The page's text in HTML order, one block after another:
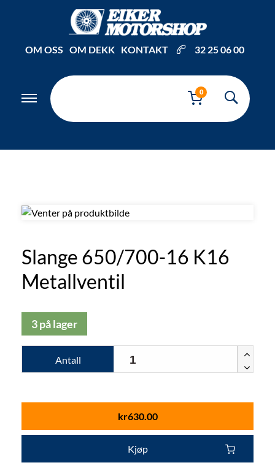
OM OSS OM DEKK KONTAKT 32 25 06 00
0
Slange 650/700-16 K16
Metallventil
3 på lager
Antall
kr630.00
Kjøp